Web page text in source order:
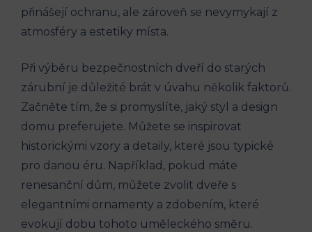
přinášejí ochranu, ale zároveň se nevymykají z
atmosféry a estetiky místa.
Při výběru bezpečnostních dveří do starých
zárubní je důležité brát v úvahu několik faktorů.
Začněte tím, že si promyslíte, jaký styl a design
domu preferujete. Můžete se inspirovat
historickými vzory a detaily, které jsou typické
pro danou éru. Například, pokud máte
renesanční dům, můžete zvolit dveře s
elegantními ornamenty a zdobením, které
evokují dobu tohoto uměleckého směru.